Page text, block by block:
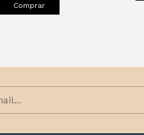
Comprar